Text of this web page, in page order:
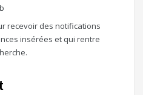
recevoir des notifications
insérées et qui rentre